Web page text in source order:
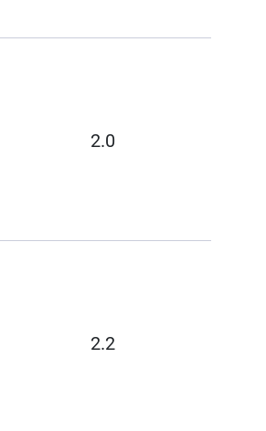
2.0
2.2